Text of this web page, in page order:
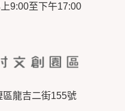
9:00至下午17:00
區龍吉二街155號